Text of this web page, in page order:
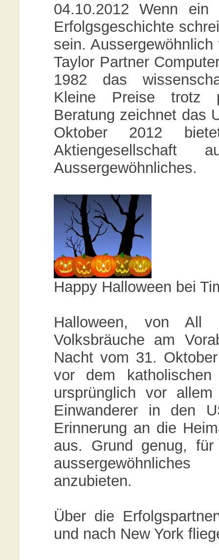
04.10.2012 Wenn
Erfolgsgeschichte
sein.
Taylor Partner
1982 das
Kleine Preise trotz
Beratung zeichnet das
Oktober 2012
Aussergewöhnliches.
Happy Halloween bei
Halloween, von All
Volksbräuche am
Nacht vom 31.
vor dem katholischen
ursprünglich vor
Einwanderer in den
Erinnerung an die
aus. Grund genug,
anzubieten.
Über die
und nach New York